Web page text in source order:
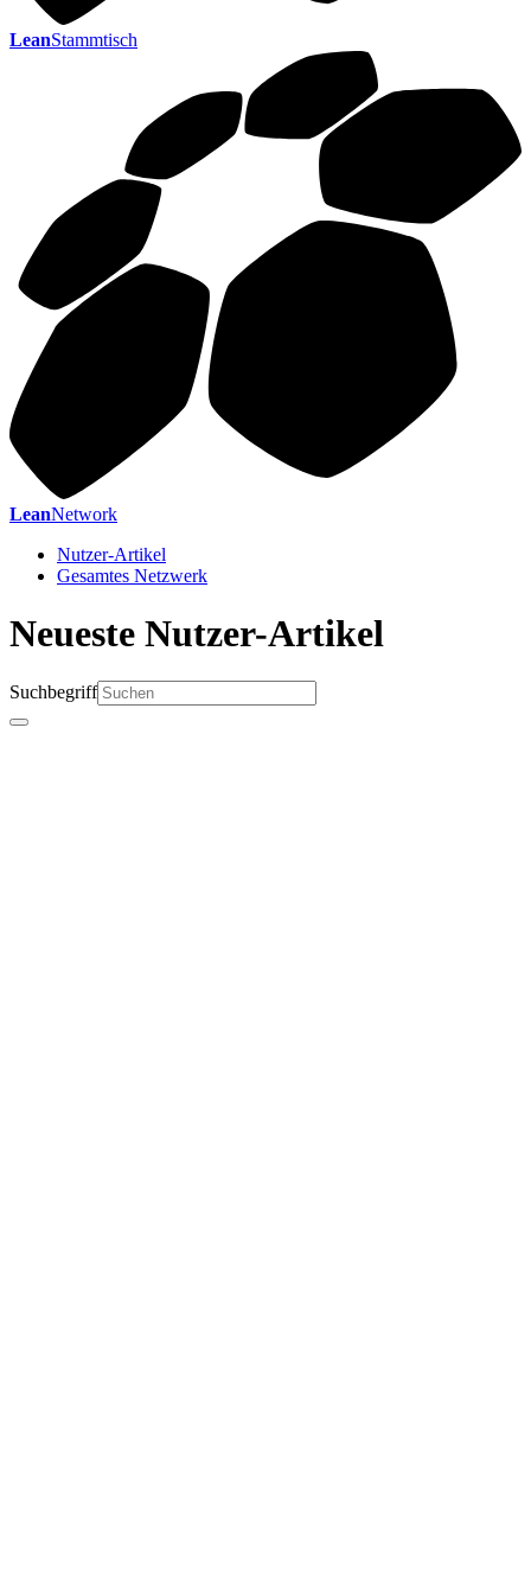
LeanStammtisch
LeanNetwork
Nutzer-Artikel
Gesamtes Netzwerk
Neueste Nutzer-Artikel
Suchbegriff